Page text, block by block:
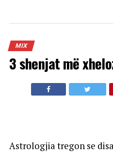
MIX
3 shenjat më
Astrologjia tregon se